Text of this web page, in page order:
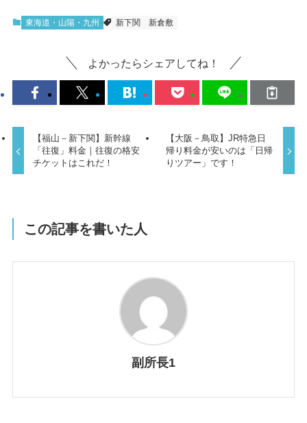
東海道・山陽・九州 新下関 新倉敷
よかったらシェアしてね！
【福山－新下関】新幹線
「往復」料金｜往復の格安
チケットはこれだ！
【大阪－鳥取】JR特急日
帰り料金が安いのは「日帰
りツアー」です！
この記事を書いた人
副所長1